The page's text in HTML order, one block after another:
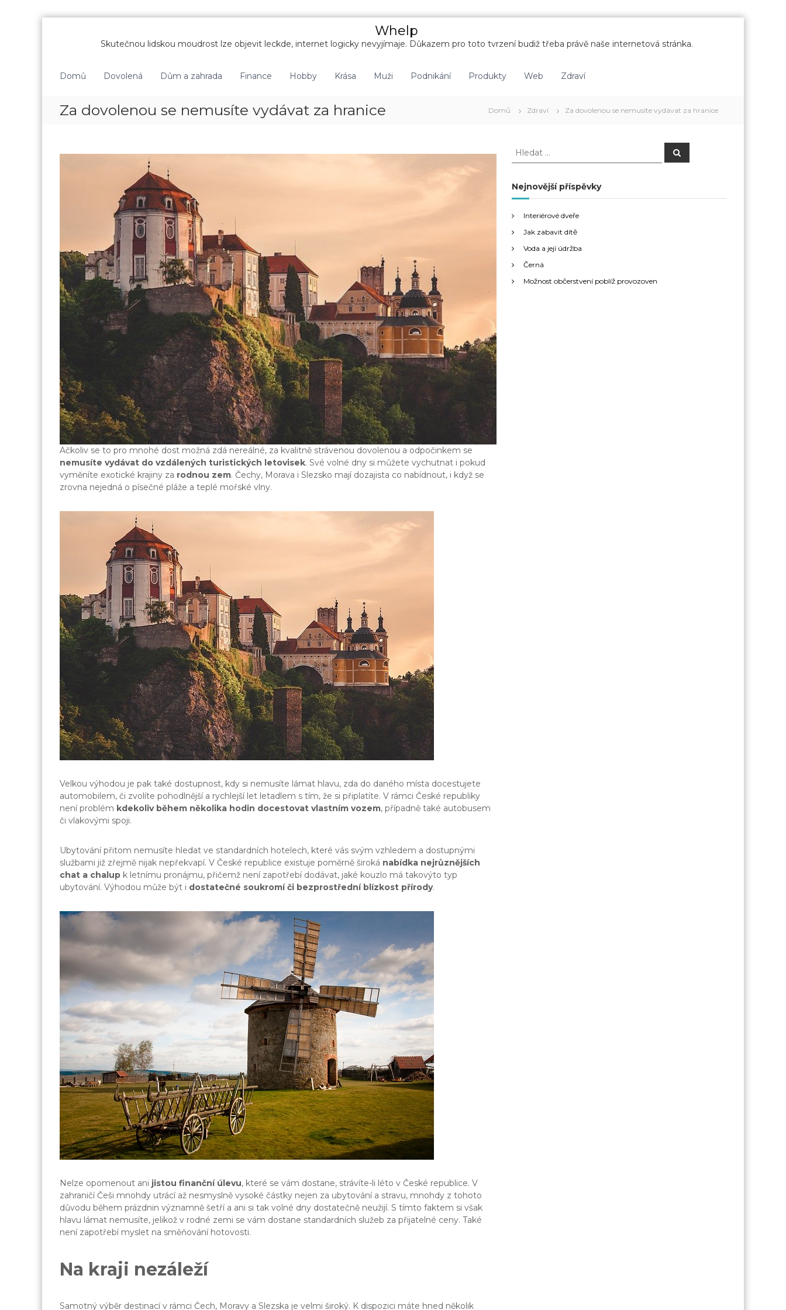
Whelp
Skutečnou lidskou moudrost lze objevit leckde, internet logicky nevyjímaje. Důkazem pro toto tvrzení budiž třeba právě naše internetová stránka.
Domů Dovolená Dům a zahrada Finance Hobby Krása Muži Podnikání Produkty Web Zdraví
Za dovolenou se nemusíte vydávat za hranice Domů Zdraví Za dovolenou se nemusíte vydávat za hranice
Ačkoliv se to pro mnohé dost možná zdá nereálné, za kvalitně strávenou dovolenou a odpočinkem se
nemusíte vydávat do vzdálených turistických letovisek. Své volné dny si můžete vychutnat i pokud
vyměníte exotické krajiny za rodnou zem. Čechy, Morava i Slezsko mají dozajista co nabídnout, i když se
zrovna nejedná o písečné pláže a teplé mořské vlny.
Velkou výhodou je pak také dostupnost, kdy si nemusíte lámat hlavu, zda do daného místa docestujete
automobilem, či zvolíte pohodlnější a rychlejší let letadlem s tím, že si připlatíte. V rámci České republiky
není problém kdekoliv během několika hodin docestovat vlastním vozem, případně také autobusem
či vlakovými spoji.
Ubytování přitom nemusíte hledat ve standardních hotelech, které vás svým vzhledem a dostupnými
službami již zřejmě nijak nepřekvapí. V České republice existuje poměrně široká nabídka nejrůznějších
chat a chalup k letnímu pronájmu, přičemž není zapotřebí dodávat, jaké kouzlo má takovýto typ
ubytování. Výhodou může být i dostatečné soukromí či bezprostřední blízkost přírody.
Nelze opomenout ani jistou finanční úlevu, které se vám dostane, strávíte-li léto v České republice. V
zahraničí Češi mnohdy utrácí až nesmyslně vysoké částky nejen za ubytování a stravu, mnohdy z tohoto
důvodu během prázdnin významně šetří a ani si tak volné dny dostatečně neužijí. S tímto faktem si však
hlavu lámat nemusíte, jelikož v rodné zemi se vám dostane standardních služeb za přijatelné ceny. Také
není zapotřebí myslet na směňování hotovosti.
Na kraji nezáleží
Samotný výběr destinací v rámci Čech, Moravy a Slezska je velmi široký. K dispozici máte hned několik
H
d
a
:
H
Nejnovější příspěvky
Interiérové dveře
Jak zabavit dítě
Voda a její údržba
Černá
Možnost občerstvení poblíž provozoven